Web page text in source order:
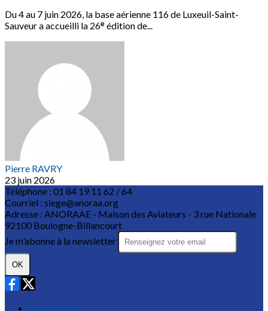
Du 4 au 7 juin 2026, la base aérienne 116 de Luxeuil-Saint-
Sauveur a accueilli la 26ᵉ édition de...
Pierre RAVRY
23 juin 2026
Téléphone : 01 84 19 11 62 / 64
Courriel : siege@anoraa.org
Adresse : ANORAAE - Maison des Aviateurs - 3 rue Nationale
92100 Boulogne-Billancourt
Je m'abonne à la newsletter
OK
Plan du site